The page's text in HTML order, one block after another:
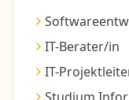
IT-Berater/in
IT-